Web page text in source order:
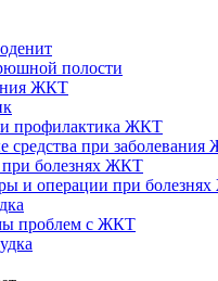
полости
ЖКТ
профилактика ЖКТ
средства при
болезнях ЖКТ
и операции при
проблем с ЖКТ